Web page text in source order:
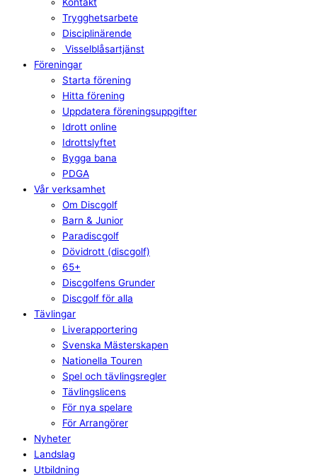
Trygghetsarbete
Disciplinärende
Visselblåsartjänst
Föreningar
Starta förening
Hitta förening
Uppdatera föreningsuppgifter
Idrott online
Idrottslyftet
Bygga bana
PDGA
Vår verksamhet
Om Discgolf
Barn & Junior
Paradiscgolf
Dövidrott (discgolf)
65+
Discgolfens Grunder
Discgolf för alla
Tävlingar
Liverapportering
Svenska Mästerskapen
Nationella Touren
Spel och tävlingsregler
Tävlingslicens
För nya spelare
För Arrangörer
Nyheter
Landslag
Utbildning